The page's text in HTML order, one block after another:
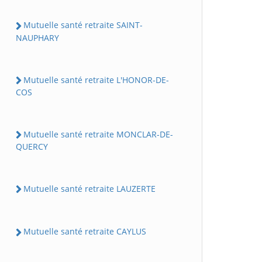
Mutuelle santé retraite SAINT-
NAUPHARY
Mutuelle santé retraite L'HONOR-DE-
COS
Mutuelle santé retraite MONCLAR-DE-
QUERCY
Mutuelle santé retraite LAUZERTE
Mutuelle santé retraite CAYLUS